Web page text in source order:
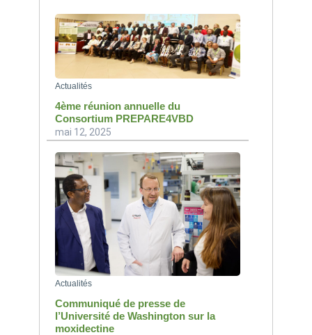
Actualités
4ème réunion annuelle du
Consortium PREPARE4VBD
mai 12, 2025
Actualités
Communiqué de presse de
l’Université de Washington sur la
moxidectine